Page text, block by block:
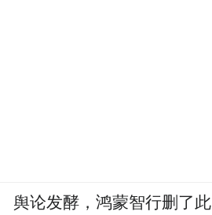
舆论发酵，鸿蒙智行删了此